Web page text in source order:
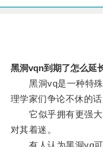
黑洞vqn到期了怎么延
黑洞vq是一种特殊
理学家们争论不休的话
它似乎拥有更强大
对其着迷。